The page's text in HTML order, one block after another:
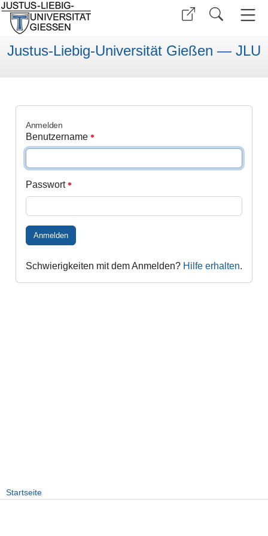
Justus-Liebig-Universität Gießen — JLU
Anmelden
Benutzername
Passwort
Anmelden
Schwierigkeiten mit dem Anmelden? Hilfe erhalten.
Startseite